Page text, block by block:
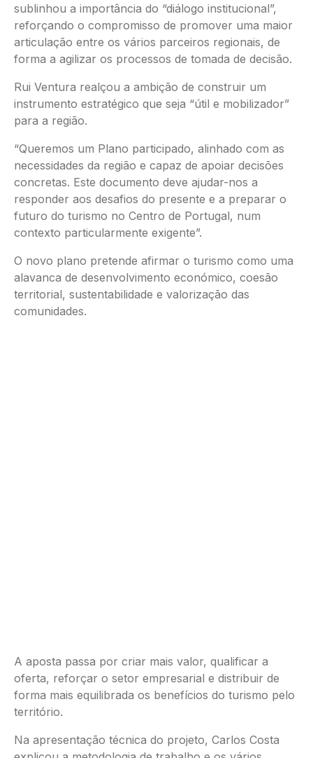
sublinhou a importância do “diálogo institucional”,
reforçando o compromisso de promover uma maior
articulação entre os vários parceiros regionais, de
forma a agilizar os processos de tomada de decisão.
Rui Ventura realçou a ambição de construir um
instrumento estratégico que seja “útil e mobilizador”
para a região.
“Queremos um Plano participado, alinhado com as
necessidades da região e capaz de apoiar decisões
concretas. Este documento deve ajudar-nos a
responder aos desafios do presente e a preparar o
futuro do turismo no Centro de Portugal, num
contexto particularmente exigente”.
O novo plano pretende afirmar o turismo como uma
alavanca de desenvolvimento económico, coesão
territorial, sustentabilidade e valorização das
comunidades.
A aposta passa por criar mais valor, qualificar a
oferta, reforçar o setor empresarial e distribuir de
forma mais equilibrada os benefícios do turismo pelo
território.
Na apresentação técnica do projeto, Carlos Costa